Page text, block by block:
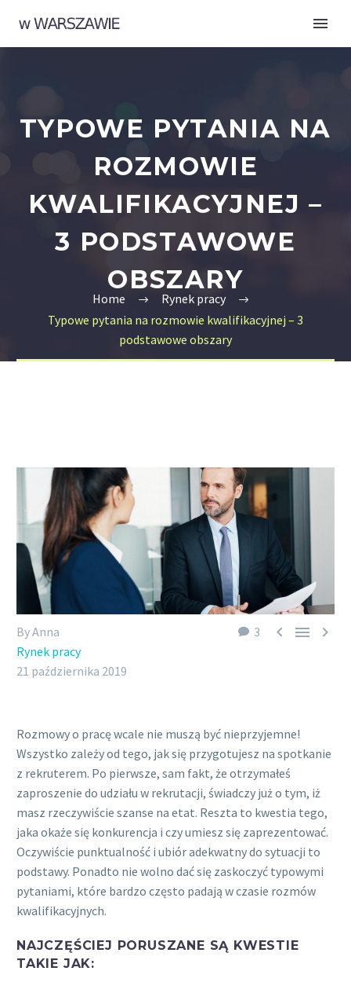
TYPOWE PYTANIA NA
ROZMOWIE
KWALIFIKACYJNEJ –
3 PODSTAWOWE
OBSZARY
Home
Rynek pracy
Typowe pytania na rozmowie kwalifikacyjnej – 3
podstawowe obszary
3   
By Anna
Rynek pracy
21 października 2019
Rozmowy o pracę wcale nie muszą być nieprzyjemne!
Wszystko zależy od tego, jak się przygotujesz na spotkanie
z rekruterem. Po pierwsze, sam fakt, że otrzymałeś
zaproszenie do udziału w rekrutacji, świadczy już o tym, iż
masz rzeczywiście szanse na etat. Reszta to kwestia tego,
jaka okaże się konkurencja i czy umiesz się zaprezentować.
Oczywiście punktualność i ubiór adekwatny do sytuacji to
podstawy. Ponadto nie wolno dać się zaskoczyć typowymi
pytaniami, które bardzo często padają w czasie rozmów
kwalifikacyjnych.
NAJCZĘŚCIEJ PORUSZANE SĄ KWESTIE
TAKIE JAK: